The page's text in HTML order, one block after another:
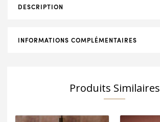
DESCRIPTION
INFORMATIONS COMPLÉMENTAIRES
Produits Similaires